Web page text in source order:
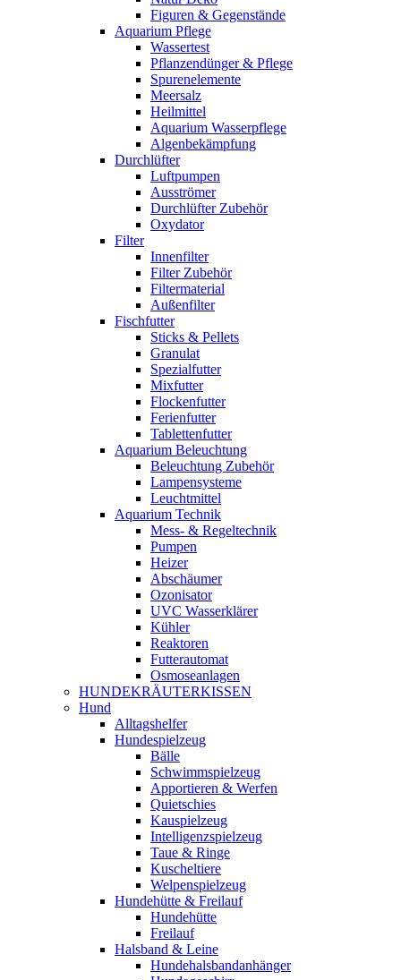
Figuren & Gegenstände
Aquarium Pflege
Wassertest
Pflanzendünger & Pflege
Spurenelemente
Meersalz
Heilmittel
Aquarium Wasserpflege
Algenbekämpfung
Durchlüfter
Luftpumpen
Ausströmer
Durchlüfter Zubehör
Oxydator
Filter
Innenfilter
Filter Zubehör
Filtermaterial
Außenfilter
Fischfutter
Sticks & Pellets
Granulat
Spezialfutter
Mixfutter
Flockenfutter
Ferienfutter
Tablettenfutter
Aquarium Beleuchtung
Beleuchtung Zubehör
Lampensysteme
Leuchtmittel
Aquarium Technik
Mess- & Regeltechnik
Pumpen
Heizer
Abschäumer
Ozonisator
UVC Wasserklärer
Kühler
Reaktoren
Futterautomat
Osmoseanlagen
HUNDEKRÄUTERKISSEN
Hund
Alltagshelfer
Hundespielzeug
Bälle
Schwimmspielzeug
Apportieren & Werfen
Quietschies
Kauspielzeug
Intelligenzspielzeug
Taue & Ringe
Kuscheltiere
Welpenspielzeug
Hundehütte & Freilauf
Hundehütte
Freilauf
Halsband & Leine
Hundehalsbandanhänger